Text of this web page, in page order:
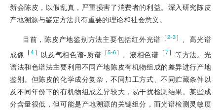
新会陈皮，以假乱真，严重损害了消费者的利益。深入研究陈皮
产地溯源与鉴定方法具有重要的理论和社会意义。
目前，陈皮产地鉴别方法主要包括红外光谱 ［2-3］ 、高光谱
成像 ［4］ 以及气相色谱-质谱 ［5-6］ 、液相色谱 ［7］ 等方法。光
谱法和色谱法主要利用不同产地陈皮有机物组成的差异进行产地
鉴别。但陈皮的化学成分复杂，不同加工方式、不同贮藏条件以
及不同年份下的有机物组成差异较大，易干扰检测结果。某些成
分含量很低，但可能是产地溯源的关键组分，而光谱检测灵敏度